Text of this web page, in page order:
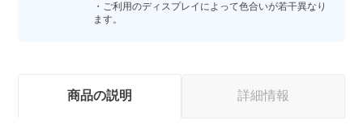
・ご利用のディスプレイによって色合いが若干異なり
ます。
商品の説明 詳細情報